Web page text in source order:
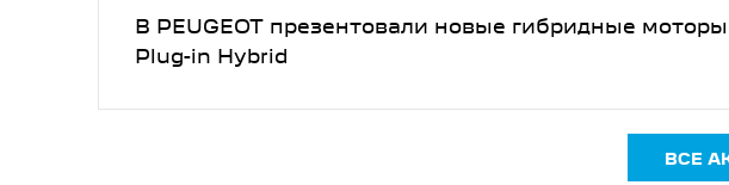
В PEUGEOT презентовали новые гибридные моторы
Plug-in Hybrid
ВСЕ